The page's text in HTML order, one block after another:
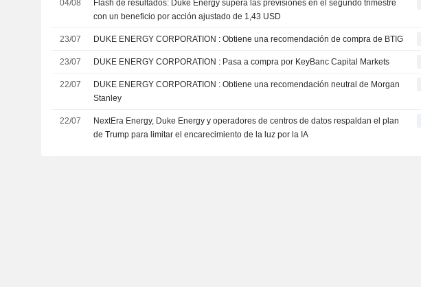
04/08
Flash de resultados: Duke Energy supera las previsiones en el segundo trimestre
con un beneficio por acción ajustado de 1,43 USD
23/07 DUKE ENERGY CORPORATION : Obtiene una recomendación de compra de BTIG
23/07 DUKE ENERGY CORPORATION : Pasa a compra por KeyBanc Capital Markets
22/07
DUKE ENERGY CORPORATION : Obtiene una recomendación neutral de Morgan
Stanley
22/07
NextEra Energy, Duke Energy y operadores de centros de datos respaldan el plan
de Trump para limitar el encarecimiento de la luz por la IA